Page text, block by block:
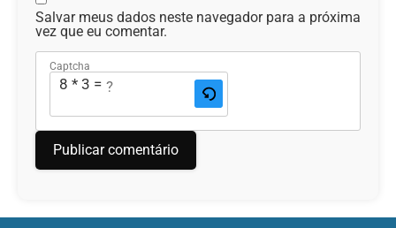
Salvar meus dados neste navegador para a próxima
vez que eu comentar.
Captcha
8 * 3 = ?